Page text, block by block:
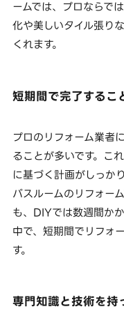
ームでは、プロならで
化や美しいタイル張り
くれます。
短期間で完了するこ
プロのリフォーム業者
ることが多いです。こ
に基づく計画がしっか
バスルームのリフォー
も、DIYでは数週間か
中で、短期間でリフォ
す。
専門知識と技術を持